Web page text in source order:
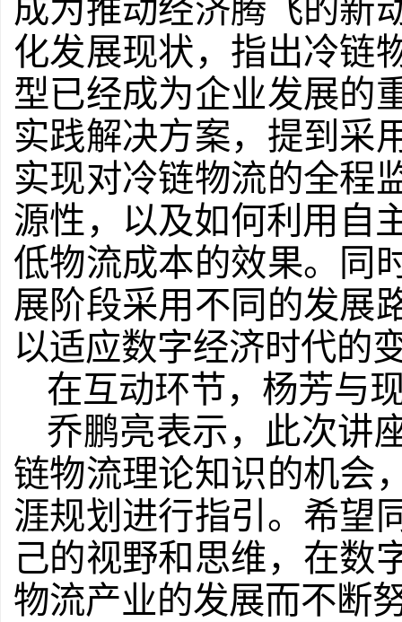
成为推动经济腾飞的新
化发展现状，指出冷链
型已经成为企业发展的
实践解决方案，提到采
实现对冷链物流的全程
源性，以及如何利用自
低物流成本的效果。同
展阶段采用不同的发展
以适应数字经济时代的
在互动环节，杨芳与
乔鹏亮表示， 此次讲
链物流理论知识的机会
涯规划进行指引。 希望
己的视野和思维，在数
物流产业的发展而不断